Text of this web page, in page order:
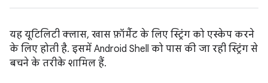
यह यूटिलिटी क्लास, खास फ़ॉर्मैट के लिए स्ट्रिंग को एस्केप करने
के लिए होती है. इसमें Android Shell को पास की जा रही स्ट्रिंग से
बचने के तरीके शामिल हैं.